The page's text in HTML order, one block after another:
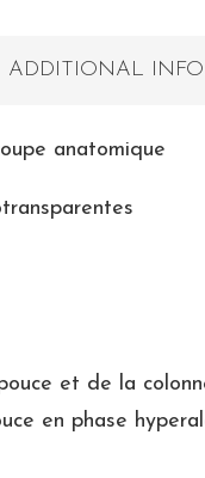
ADDITIONAL
anatomique
et de la
en phase